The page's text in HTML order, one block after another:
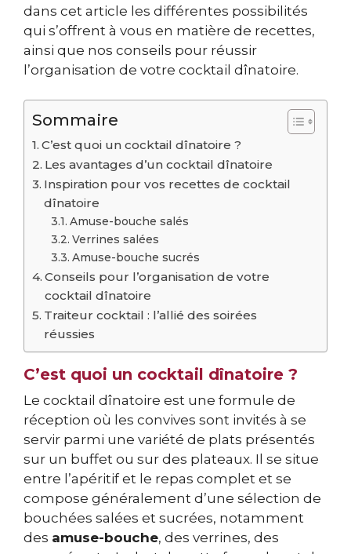
dans cet article les différentes possibilités
qui s’offrent à vous en matière de recettes,
ainsi que nos conseils pour réussir
l’organisation de votre cocktail dînatoire.
Sommaire
C’est quoi un cocktail dînatoire ?
Les avantages d’un cocktail dînatoire
Inspiration pour vos recettes de cocktail
dînatoire
Amuse-bouche salés
Verrines salées
Amuse-bouche sucrés
Conseils pour l’organisation de votre
cocktail dînatoire
Traiteur cocktail : l’allié des soirées
réussies
C’est quoi un cocktail dînatoire ?
Le cocktail dînatoire est une formule de
réception où les convives sont invités à se
servir parmi une variété de plats présentés
sur un buffet ou sur des plateaux. Il se situe
entre l’apéritif et le repas complet et se
compose généralement d’une sélection de
bouchées salées et sucrées, notamment
des amuse-bouche, des verrines, des